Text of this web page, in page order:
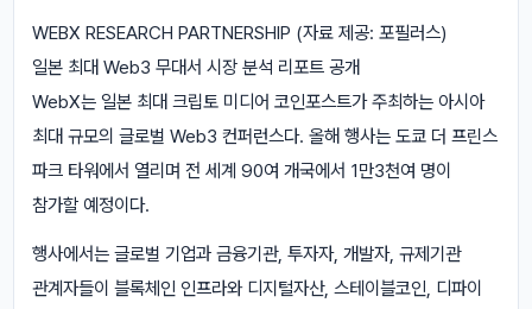
WEBX RESEARCH PARTNERSHIP (자료 제공: 포필러스)
일본 최대 Web3 무대서 시장 분석 리포트 공개
WebX는 일본 최대 크립토 미디어 코인포스트가 주최하는 아시아
최대 규모의 글로벌 Web3 컨퍼런스다. 올해 행사는 도쿄 더 프린스
파크 타워에서 열리며 전 세계 90여 개국에서 1만3천여 명이
참가할 예정이다.
행사에서는 글로벌 기업과 금융기관, 투자자, 개발자, 규제기관
관계자들이 블록체인 인프라와 디지털자산, 스테이블코인, 디파이